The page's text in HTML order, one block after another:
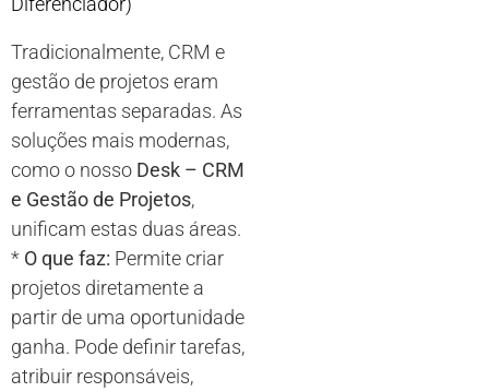
Tradicionalmente, CRM e
gestão de projetos eram
ferramentas separadas. As
soluções mais modernas,
como o nosso Desk – CRM
e Gestão de Projetos,
unificam estas duas áreas.
* O que faz: Permite criar
projetos diretamente a
partir de uma oportunidade
ganha. Pode definir tarefas,
atribuir responsáveis,